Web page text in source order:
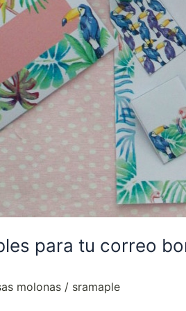
para tu correo
molonas / sramaple